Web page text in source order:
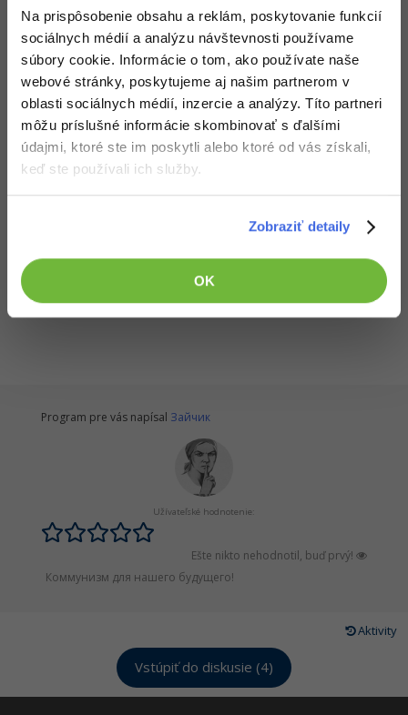
Na prispôsobenie obsahu a reklám, poskytovanie funkcií
sociálnych médií a analýzu návštevnosti používame
súbory cookie. Informácie o tom, ako používate naše
webové stránky, poskytujeme aj našim partnerom v
oblasti sociálnych médií, inzercie a analýzy. Títo partneri
môžu príslušné informácie skombinovať s ďalšími
údajmi, ktoré ste im poskytli alebo ktoré od vás získali,
keď ste používali ich služby.
Zobraziť detaily
OK
SEO -30%
UX
Business
Copywriting -30%
MS Office
Time management
Fórum
Kybernetická bezpečnost
Elektronický podpis
Windows
Adobe Illustrator -80%
Adobe Lightroom -30%
Adobe XD -15%
Adobe InDesign -25%
Adobe After Effects
-80%
Ostatné
Médiá
Kariéra
Stiahnuť
Stiahnutím nasledujúceho súboru súhlasíš s licenčnými podmienkami
Stiahnuť Apocalypse.exe
Všetky články v sekcii
Kurzy programovania C# .NET - Najväčší {C_A} e-learning
Program pre vás napísal Зайчик
Užívateľské hodnotenie:
Ešte nikto nehodnotil, buď prvý!
Коммунизм для нашего будущего!
Aktivity
Vstúpiť do diskusie (4)